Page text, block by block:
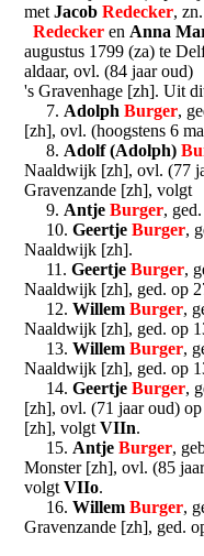
metJacobRedecker,
Redecker en Anna
augustus 1799 (za) te
aldaar, ovl. (84 jaar
's Gravenhage [zh]. Uit
7. AdolphBurger,
[zh], ovl. (hoogstens 6
8. Adolf (Adolph)
Naaldwijk [zh], ovl. (77
Gravenzande
9. AntjeBurger,
10.GeertjeBurger,
Naaldwijk [zh].
11.GeertjeBurger,
Naaldwijk [zh], ged. op
12.WillemBurger,
Naaldwijk [zh], ged. op
13.WillemBurger,
Naaldwijk [zh], ged. op
14.GeertjeBurger,
[zh], ovl. (71 jaar oud)
[zh], volgtVIIn.
15. AntjeBurger,
Monster [zh], ovl. (85
volgtVIIo.
16.WillemBurger,
Gravenzande [zh], ged.